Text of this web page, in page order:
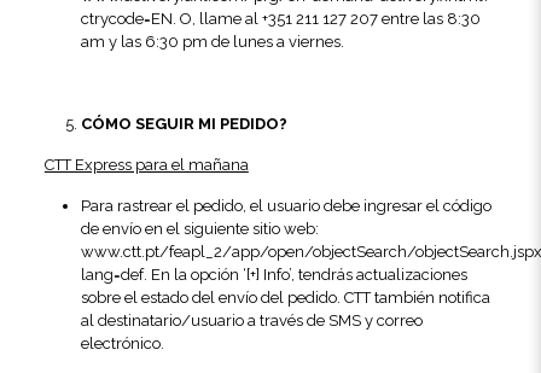
ctrycode=EN. O, llame al +351 211 127 207 entre las 8:30
am y las 6:30 pm de lunes a viernes.
CÓMO SEGUIR MI PEDIDO?
CTT Express para el mañana
Para rastrear el pedido, el usuario debe ingresar el código
de envío en el siguiente sitio web:
www.ctt.pt/feapl_2/app/open/objectSearch/
lang=def. En la opción ‘[+] Info’, tendrás actualizaciones
sobre el estado del envío del pedido. CTT también notifica
al destinatario/usuario a través de SMS y correo
electrónico.